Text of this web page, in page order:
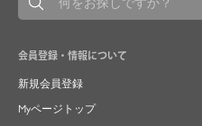
会員登録・情報について
新規会員登録
Myページトップ